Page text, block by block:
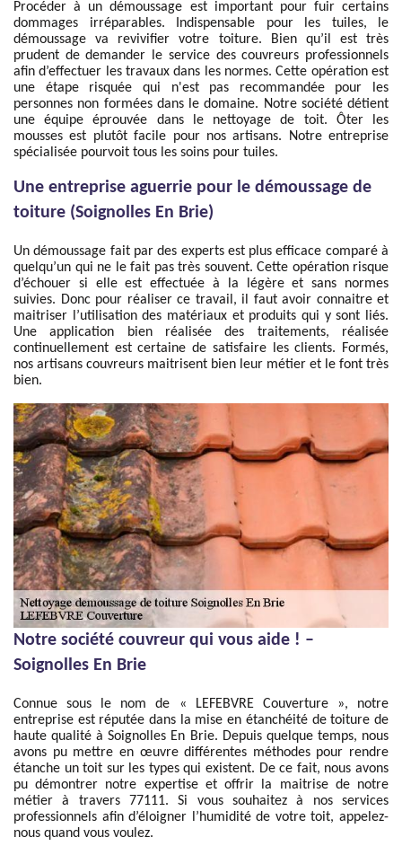
Procéder à un démoussage est important pour fuir certains
dommages irréparables. Indispensable pour les tuiles, le
démoussage va revivifier votre toiture. Bien qu’il est très
prudent de demander le service des couvreurs professionnels
afin d’effectuer les travaux dans les normes. Cette opération est
une étape risquée qui n'est pas recommandée pour les
personnes non formées dans le domaine. Notre société détient
une équipe éprouvée dans le nettoyage de toit. Ôter les
mousses est plutôt facile pour nos artisans. Notre entreprise
spécialisée pourvoit tous les soins pour tuiles.
Une entreprise aguerrie pour le démoussage de
toiture (Soignolles En Brie)
Un démoussage fait par des experts est plus efficace comparé à
quelqu’un qui ne le fait pas très souvent. Cette opération risque
d’échouer si elle est effectuée à la légère et sans normes
suivies. Donc pour réaliser ce travail, il faut avoir connaitre et
maitriser l’utilisation des matériaux et produits qui y sont liés.
Une application bien réalisée des traitements, réalisée
continuellement est certaine de satisfaire les clients. Formés,
nos artisans couvreurs maitrisent bien leur métier et le font très
bien.
Notre société couvreur qui vous aide ! –
Soignolles En Brie
Connue sous le nom de « LEFEBVRE Couverture », notre
entreprise est réputée dans la mise en étanchéité de toiture de
haute qualité à Soignolles En Brie. Depuis quelque temps, nous
avons pu mettre en œuvre différentes méthodes pour rendre
étanche un toit sur les types qui existent. De ce fait, nous avons
pu démontrer notre expertise et offrir la maitrise de notre
métier à travers 77111. Si vous souhaitez à nos services
professionnels afin d’éloigner l’humidité de votre toit, appelez-
nous quand vous voulez.